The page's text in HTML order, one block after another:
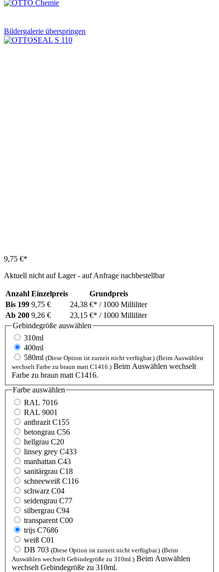
Bildergalerie überspringen
9,75 €*
Aktuell nicht auf Lager - auf Anfrage nachbestellbar
Anzahl Einzelpreis
Grundpreis
Bis 199 9,75 € 24,38 €* / 1000 Milliliter
Ab 200 9,26 € 23,15 €* / 1000 Milliliter
Gebindegröße auswählen
310ml
400ml
580ml (Diese Option ist zurzeit nicht verfügbar.) (Beim Auswählen
wechselt Farbe zu braun matt C1416.) Beim Auswählen wechselt
Farbe zu braun matt C1416.
Farbe auswählen
RAL 7016
RAL 9001
anthrazit C155
betongrau C56
hellgrau C20
linsey grey C433
manhattan C43
sanitärgrau C18
schneeweiß C116
schwarz C04
seidengrau C77
silbergrau C94
transparent C00
trijs C7686
weiß C01
DB 703 (Diese Option ist zurzeit nicht verfügbar.) (Beim
Auswählen wechselt Gebindegröße zu 310ml.) Beim Auswählen
wechselt Gebindegröße zu 310ml.